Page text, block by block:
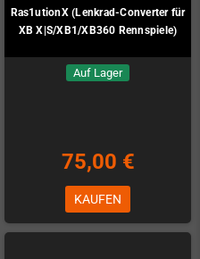
Ras1utionX (Lenkrad-Converter für
XB X|S/XB1/XB360 Rennspiele)
Auf Lager
75,00 €
KAUFEN